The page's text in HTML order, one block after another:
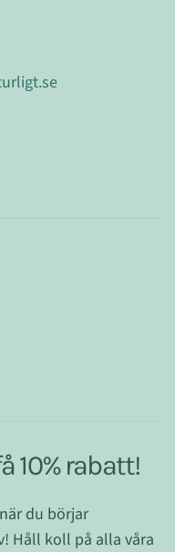
10% rabatt!
du börjar
Håll koll på alla våra